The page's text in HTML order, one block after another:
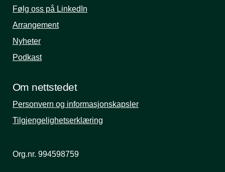
Følg oss på LinkedIn
Arrangement
Nyheter
Podkast
Om nettstedet
Personvern og informasjonskapsler
Tilgjengelighetserklæring
Org.nr. 994598759